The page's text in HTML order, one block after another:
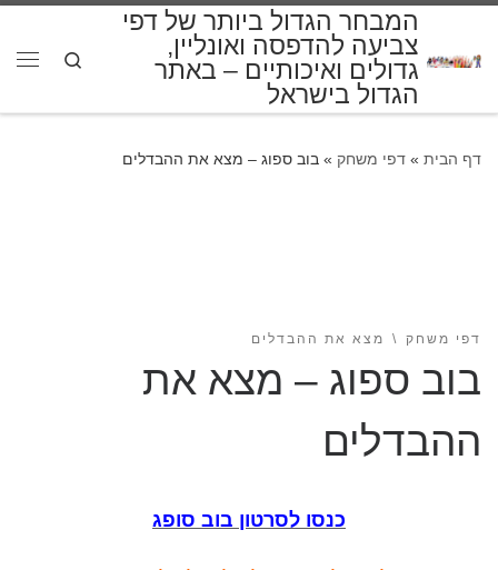
המבחר הגדול ביותר של דפי
צביעה להדפסה ואונליין,
גדולים ואיכותיים – באתר
הגדול בישראל
Search
דף הבית » דפי משחק » בוב ספוג – מצא את ההבדלים
דפי משחק מצא את ההבדלים
בוב ספוג – מצא את
ההבדלים
כנסו לסרטון בוב סופג